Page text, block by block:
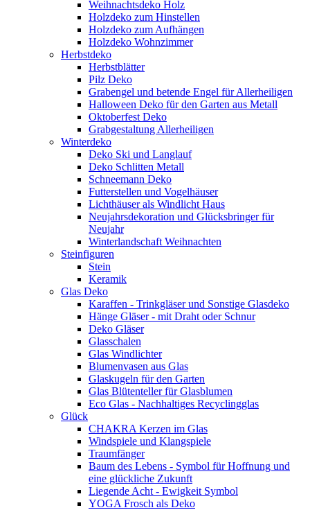
Weihnachtsdeko Holz
Holzdeko zum Hinstellen
Holzdeko zum Aufhängen
Holzdeko Wohnzimmer
Herbstdeko
Herbstblätter
Pilz Deko
Grabengel und betende Engel für Allerheiligen
Halloween Deko für den Garten aus Metall
Oktoberfest Deko
Grabgestaltung Allerheiligen
Winterdeko
Deko Ski und Langlauf
Deko Schlitten Metall
Schneemann Deko
Futterstellen und Vogelhäuser
Lichthäuser als Windlicht Haus
Neujahrsdekoration und Glücksbringer für
Neujahr
Winterlandschaft Weihnachten
Steinfiguren
Stein
Keramik
Glas Deko
Karaffen - Trinkgläser und Sonstige Glasdeko
Hänge Gläser - mit Draht oder Schnur
Deko Gläser
Glasschalen
Glas Windlichter
Blumenvasen aus Glas
Glaskugeln für den Garten
Glas Blütenteller für Glasblumen
Eco Glas - Nachhaltiges Recyclingglas
Glück
CHAKRA Kerzen im Glas
Windspiele und Klangspiele
Traumfänger
Baum des Lebens - Symbol für Hoffnung und
eine glückliche Zukunft
Liegende Acht - Ewigkeit Symbol
YOGA Frosch als Deko